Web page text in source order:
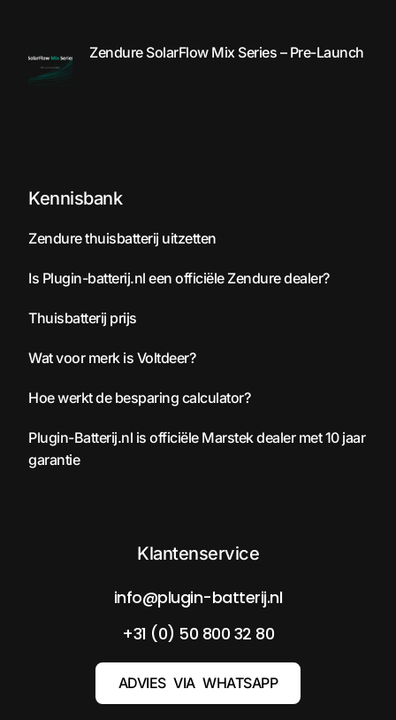
Zendure SolarFlow Mix Series – Pre-Launch
Kennisbank
Zendure thuisbatterij uitzetten
Is Plugin-batterij.nl een officiële Zendure dealer?
Thuisbatterij prijs
Wat voor merk is Voltdeer?
Hoe werkt de besparing calculator?
Plugin-Batterij.nl is officiële Marstek dealer met 10 jaar
garantie
Klantenservice
info@plugin-batterij.nl
+31 (0) 50 800 32 80
ADVIES VIA WHATSAPP